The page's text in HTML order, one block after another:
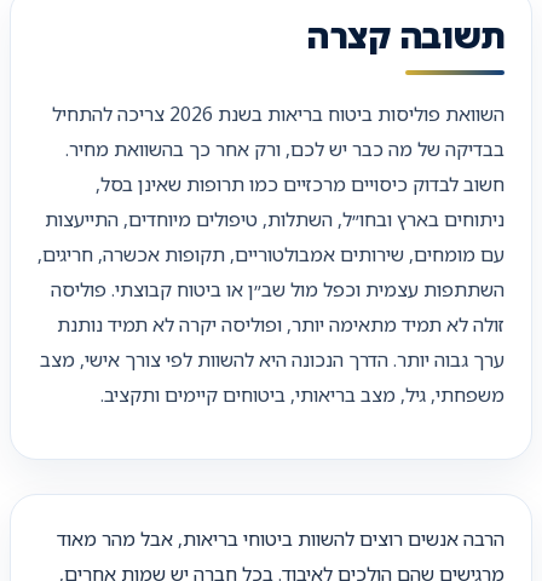
תשובה קצרה
השוואת פוליסות ביטוח בריאות בשנת 2026 צריכה להתחיל
בבדיקה של מה כבר יש לכם, ורק אחר כך בהשוואת מחיר.
חשוב לבדוק כיסויים מרכזיים כמו תרופות שאינן בסל,
ניתוחים בארץ ובחו״ל, השתלות, טיפולים מיוחדים, התייעצות
עם מומחים, שירותים אמבולטוריים, תקופות אכשרה, חריגים,
השתתפות עצמית וכפל מול שב״ן או ביטוח קבוצתי. פוליסה
זולה לא תמיד מתאימה יותר, ופוליסה יקרה לא תמיד נותנת
ערך גבוה יותר. הדרך הנכונה היא להשוות לפי צורך אישי, מצב
משפחתי, גיל, מצב בריאותי, ביטוחים קיימים ותקציב.
הרבה אנשים רוצים להשוות ביטוחי בריאות, אבל מהר מאוד
מרגישים שהם הולכים לאיבוד. בכל חברה יש שמות אחרים,